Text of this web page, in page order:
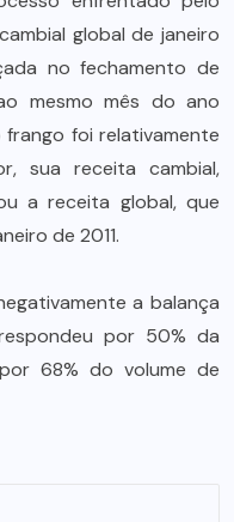
global de janeiro
no fechamento de
mesmo mês do ano
foi relativamente
sua receita cambial,
a receita global, que
de 2011.
a balança
por 50% da
68% do volume de